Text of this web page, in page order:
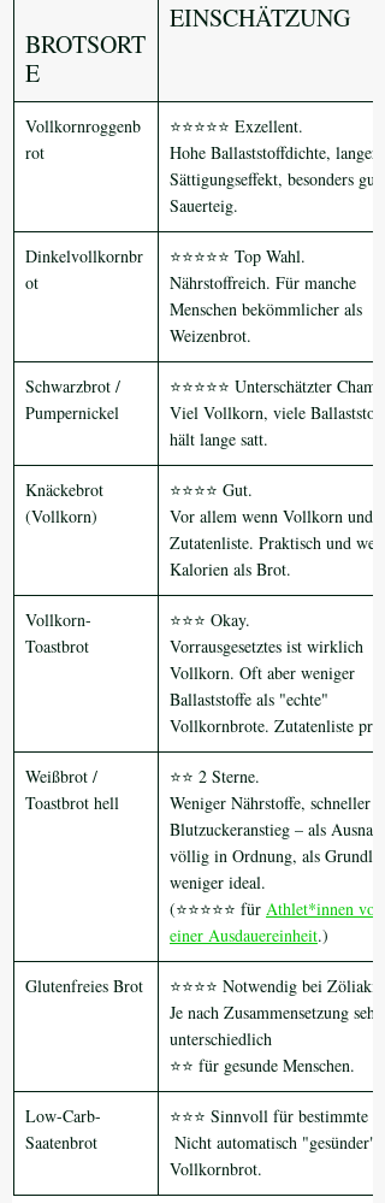
BROTSORT
E
EINSCHÄTZUNG
Vollkornroggenb
rot
⭐⭐⭐⭐⭐ Exzellent.
Hohe Ballaststoffdichte, langer
Sättigungseffekt, besonders gut
Sauerteig.
Dinkelvollkornbr
ot
⭐⭐⭐⭐⭐ Top Wahl.
Nährstoffreich. Für manche
Menschen bekömmlicher als
Weizenbrot.
Schwarzbrot /
Pumpernickel
⭐⭐⭐⭐⭐ Unterschätzter
Viel Vollkorn, viele
hält lange satt.
Knäckebrot
(Vollkorn)
⭐⭐⭐⭐ Gut.
Vor allem wenn Vollkorn und
Zutatenliste. Praktisch und
Kalorien als Brot.
Vollkorn-
Toastbrot
⭐⭐⭐ Okay.
Vorrausgesetztes ist wirklich
Vollkorn. Oft aber weniger
Ballaststoffe als "echte"
Vollkornbrote. Zutatenliste
Weißbrot /
Toastbrot hell
⭐⭐ 2 Sterne.
Weniger Nährstoffe, schneller
Blutzuckeranstieg – als
völlig in Ordnung, als
weniger ideal.
(⭐⭐⭐⭐⭐ für Athlet*innen vor
einer Ausdauereinheit.)
Glutenfreies Brot
⭐⭐⭐⭐ Notwendig bei Zöliakie.
Je nach Zusammensetzung sehr
unterschiedlich
⭐⭐ für gesunde Menschen.
Low-Carb-
Saatenbrot
⭐⭐⭐ Sinnvoll für bestimmte
Vollkornbrot.